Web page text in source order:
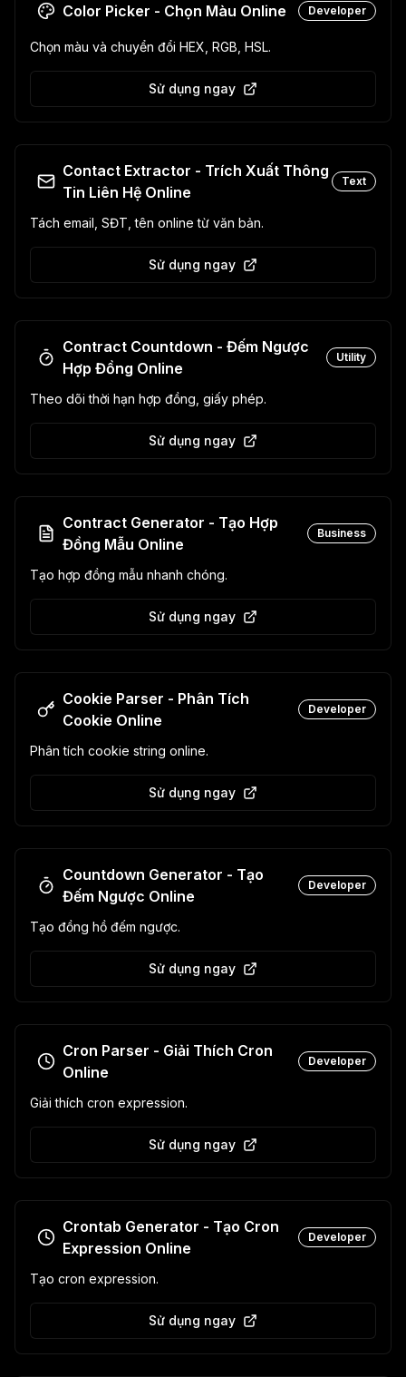
Color Picker - Chọn Màu Online Developer
Chọn màu và chuyển đổi HEX, RGB, HSL.
Sử dụng ngay
Contact Extractor - Trích Xuất Thông
Tin Liên Hệ Online
Text
Tách email, SĐT, tên online từ văn bản.
Sử dụng ngay
Contract Countdown - Đếm Ngược
Hợp Đồng Online
Utility
Theo dõi thời hạn hợp đồng, giấy phép.
Sử dụng ngay
Contract Generator - Tạo Hợp
Đồng Mẫu Online
Business
Tạo hợp đồng mẫu nhanh chóng.
Sử dụng ngay
Cookie Parser - Phân Tích
Cookie Online
Developer
Phân tích cookie string online.
Sử dụng ngay
Countdown Generator - Tạo
Đếm Ngược Online
Developer
Tạo đồng hồ đếm ngược.
Sử dụng ngay
Cron Parser - Giải Thích Cron
Online
Developer
Giải thích cron expression.
Sử dụng ngay
Crontab Generator - Tạo Cron
Expression Online
Developer
Tạo cron expression.
Sử dụng ngay